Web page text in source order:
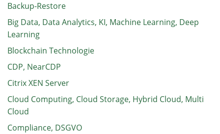
Backup-Restore
Big Data, Data Analytics, KI, Machine Learning, Deep
Learning
Blockchain Technologie
CDP, NearCDP
Citrix XEN Server
Cloud Computing, Cloud Storage, Hybrid Cloud, Multi
Cloud
Compliance, DSGVO